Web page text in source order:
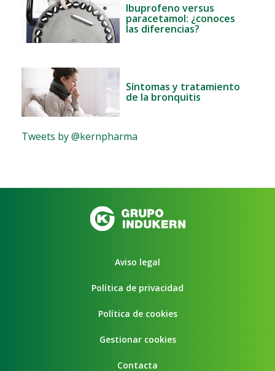
Ibuprofeno versus
paracetamol: ¿conoces
las diferencias?
Síntomas y tratamiento
de la bronquitis
Tweets by @kernpharma
Aviso legal
Política de privacidad
Política de cookies
Gestionar cookies
Contacta